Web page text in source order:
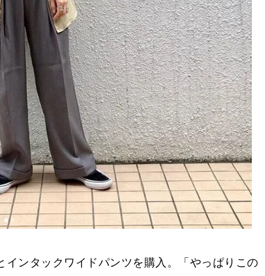
ンタックワイドパンツを購入。「やっぱりこの